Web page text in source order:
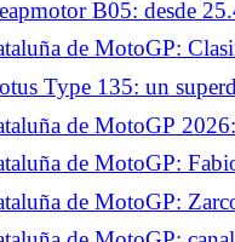
B05: desde
compacto eléctrico más
de MotoGP:
en el Top 10, no
Type 135: un
CV en el centro del
de MotoGP
y Quartararo pasan
de MotoGP:
por su actuación en
de MotoGP:
las áreas de avance